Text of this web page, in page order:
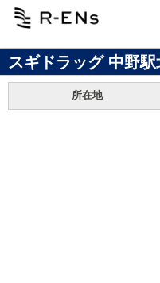
スギドラッグ 中野駅
所在地